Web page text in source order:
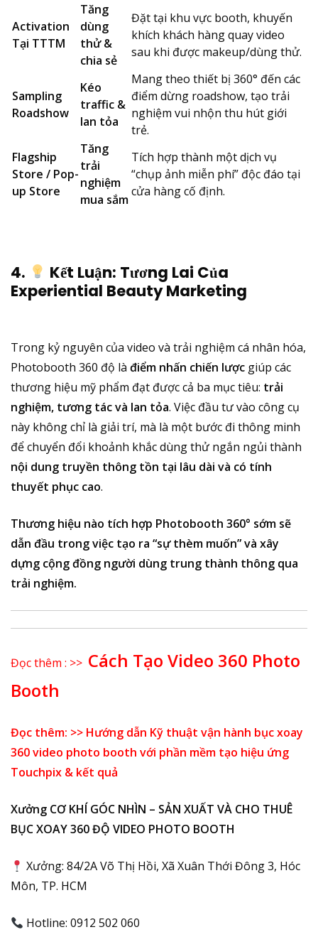
Activation
Tại TTTM
Tăng
dùng
thử &
chia sẻ
Đặt tại khu vực booth, khuyến
khích khách hàng quay video
sau khi được makeup/dùng thử.
Sampling
Roadshow
Kéo
traffic &
lan tỏa
Mang theo thiết bị 360° đến các
điểm dừng roadshow, tạo trải
nghiệm vui nhộn thu hút giới
trẻ.
Flagship
Store / Pop-
up Store
Tăng
trải
nghiệm
mua sắm
Tích hợp thành một dịch vụ
“chụp ảnh miễn phí” độc đáo tại
cửa hàng cố định.
4.
Kết Luận: Tương Lai Của
Experiential Beauty Marketing
Trong kỷ nguyên của video và trải nghiệm cá nhân hóa,
Photobooth 360 độ là điểm nhấn chiến lược giúp các
thương hiệu mỹ phẩm đạt được cả ba mục tiêu: trải
nghiệm, tương tác và lan tỏa. Việc đầu tư vào công cụ
này không chỉ là giải trí, mà là một bước đi thông minh
để chuyển đổi khoảnh khắc dùng thử ngắn ngủi thành
nội dung truyền thông tồn tại lâu dài và có tính
thuyết phục cao.
Thương hiệu nào tích hợp Photobooth 360° sớm sẽ
dẫn đầu trong việc tạo ra “sự thèm muốn” và xây
dựng cộng đồng người dùng trung thành thông qua
trải nghiệm.
Đọc thêm : >> Cách Tạo Video 360 Photo
Booth
Đọc thêm: >> Hướng dẫn Kỹ thuật vận hành bục xoay
360 video photo booth với phần mềm tạo hiệu ứng
Touchpix & kết quả
Xưởng CƠ KHÍ GÓC NHÌN – SẢN XUẤT VÀ CHO THUÊ
BỤC XOAY 360 ĐỘ VIDEO PHOTO BOOTH
Xưởng: 84/2A Võ Thị Hồi, Xã Xuân Thới Đông 3, Hóc
Môn, TP. HCM
Hotline: 0912 502 060